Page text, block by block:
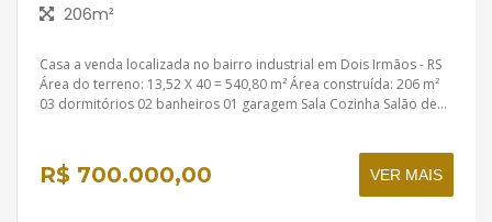
206m²
Casa a venda localizada no bairro industrial em Dois Irmãos - RS
Área do terreno: 13,52 X 40 = 540,80 m² Área construída: 206 m²
03 dormitórios 02 banheiros 01 garagem Sala Cozinha Salão de...
R$ 700.000,00 VER MAIS